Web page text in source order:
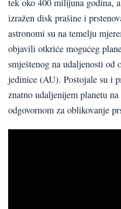
tek oko 400 milijuna godina,
izražen disk prašine i
astronomi su na temelju
objavili otkriće mogućeg
smještenog na udaljenosti od
jedinice (AU). Postojale su i
znatno udaljenijem planetu
odgovornom za oblikovanje